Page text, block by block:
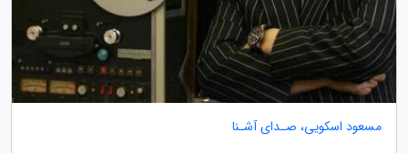
مسعود اسکویی، صـدای آشـنا